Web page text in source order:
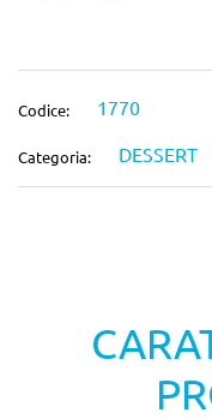
Codice: 1770
Categoria: DESSERT